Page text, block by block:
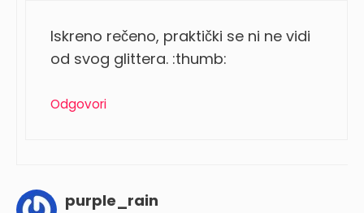
Iskreno rečeno, praktički se ni ne vidi
od svog glittera. :thumb:
Odgovori
purple_rain